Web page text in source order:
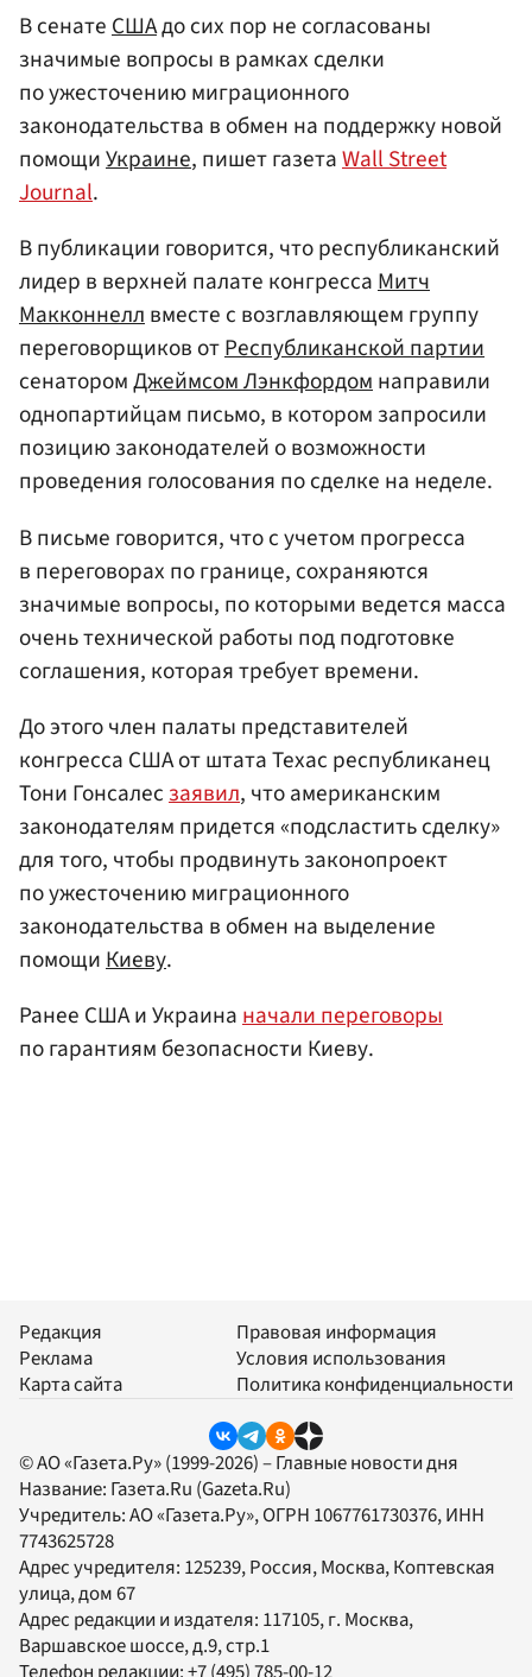
В сенатеСШАдо сих пор не согласованы
значимые вопросы в рамках сделки
по ужесточению миграционного
законодательства в обмен на поддержку новой
помощиУкраине, пишет газетаWall Street
Journal.
В публикации говорится, что республиканский
лидер в верхней палате конгрессаМитч
Макконнеллвместе с возглавляющем группу
переговорщиков отРеспубликанской партии
сенаторомДжеймсом Лэнкфордомнаправили
однопартийцам письмо, в котором запросили
позицию законодателей о возможности
проведения голосования по сделке на неделе.
В письме говорится, что с учетом прогресса
в переговорах по границе, сохраняются
значимые вопросы, по которыми ведется масса
очень технической работы под подготовке
соглашения, которая требует времени.
До этого член палаты представителей
конгресса США от штата Техас республиканец
Тони Гонсалесзаявил, что американским
законодателям придется «подсластить сделку»
для того, чтобы продвинуть законопроект
по ужесточению миграционного
законодательства в обмен на выделение
помощиКиеву.
Ранее США и Украинаначали переговоры
по гарантиям безопасности Киеву.
Редакция
Реклама
Карта сайта
Правовая информация
Условия использования
Политика конфиденциальности
© АО «Газета.Ру» (1999-2026) – Главные новости дня
Название: Газета.Ru (Gazeta.Ru)
Учредитель:АО «Газета.Ру», ОГРН 1067761730376, ИНН
7743625728
Адрес учредителя: 125239, Россия, Москва, Коптевская
улица, дом 67
Адрес редакции и издателя: 117105, г. Москва,
Варшавское шоссе, д.9, стр.1